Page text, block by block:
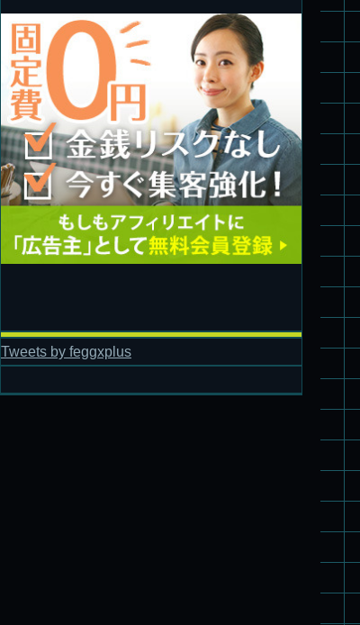
旧キット制作★バンダイ 1/144 ドラグナー3型
パチ組塗装★バンダイ HG バーグラリードッグ
Tweets by feggxplus